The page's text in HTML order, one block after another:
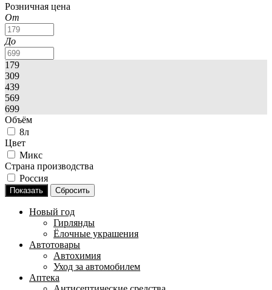
Розничная цена
От
До
179
309
439
569
699
Объём
8л
Цвет
Микс
Страна производства
Россия
Новый год
Гирлянды
Ёлочные украшения
Автотовары
Автохимия
Уход за автомобилем
Аптека